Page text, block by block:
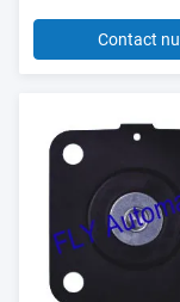
Contact nu